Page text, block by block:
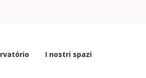
I nostri spazi